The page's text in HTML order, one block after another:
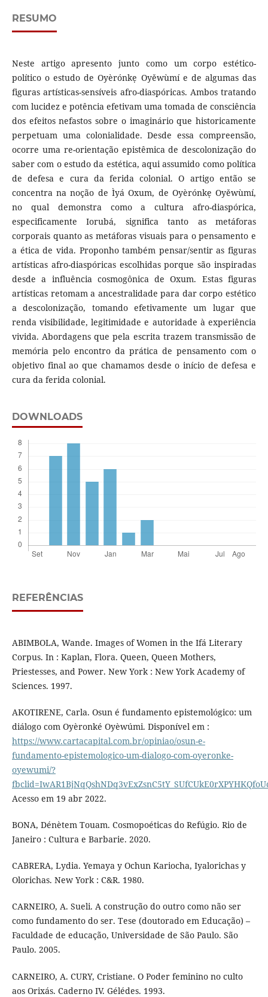
RESUMO
Neste artigo apresento junto como um corpo estético-
político o estudo de Oyèrónkẹ Oyěwùmí e de algumas das
figuras artísticas-sensíveis afro-diaspóricas. Ambos tratando
com lucidez e potência efetivam uma tomada de consciência
dos efeitos nefastos sobre o imaginário que historicamente
perpetuam uma colonialidade. Desde essa compreensão,
ocorre uma re-orientação epistêmica de descolonização do
saber com o estudo da estética, aqui assumido como política
de defesa e cura da ferida colonial. O artigo então se
concentra na noção de Ìyá Oxum, de Oyèrónkẹ Oyěwùmí,
no qual demonstra como a cultura afro-diaspórica,
especificamente Iorubá, significa tanto as metáforas
corporais quanto as metáforas visuais para o pensamento e
a ética de vida. Proponho também pensar/sentir as figuras
artísticas afro-diaspóricas escolhidas porque são inspiradas
desde a influência cosmogônica de Oxum. Estas figuras
artísticas retomam a ancestralidade para dar corpo estético
a descolonização, tomando efetivamente um lugar que
renda visibilidade, legitimidade e autoridade à experiência
vivida. Abordagens que pela escrita trazem transmissão de
memória pelo encontro da prática de pensamento com o
objetivo final ao que chamamos desde o início de defesa e
cura da ferida colonial.
DOWNLOADS
REFERÊNCIAS
ABIMBOLA, Wande. Images of Women in the Ifá Literary
Corpus. In : Kaplan, Flora. Queen, Queen Mothers,
Priestesses, and Power. New York : New York Academy of
Sciences. 1997.
AKOTIRENE, Carla. Osun é fundamento epistemológico: um
diálogo com Oyèronké Oyèwúmi. Disponível em :
https://www.cartacapital.com.br/opiniao/osun-e-
fundamento-epistemologico-um-dialogo-com-oyeronke-
oyewumi/?
Acesso em 19 abr 2022.
BONA, Dénètem Touam. Cosmopoéticas do Refúgio. Rio de
Janeiro : Cultura e Barbarie. 2020.
CABRERA, Lydia. Yemaya y Ochun Kariocha, Iyalorichas y
Olorichas. New York : C&R. 1980.
CARNEIRO, A. Sueli. A construção do outro como não ser
como fundamento do ser. Tese (doutorado em Educação) –
Faculdade de educação, Universidade de São Paulo. São
Paulo. 2005.
CARNEIRO, A. CURY, Cristiane. O Poder feminino no culto
aos Orixás. Caderno IV. Gélédes. 1993.